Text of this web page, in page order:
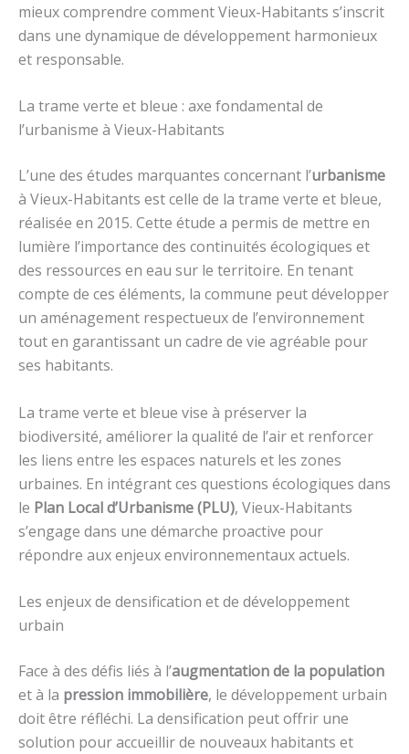
mieux comprendre comment Vieux-Habitants s’inscrit
dans une dynamique de développement harmonieux
et responsable.
La trame verte et bleue : axe fondamental de
l’urbanisme à Vieux-Habitants
L’une des études marquantes concernant l’urbanisme
à Vieux-Habitants est celle de la trame verte et bleue,
réalisée en 2015. Cette étude a permis de mettre en
lumière l’importance des continuités écologiques et
des ressources en eau sur le territoire. En tenant
compte de ces éléments, la commune peut développer
un aménagement respectueux de l’environnement
tout en garantissant un cadre de vie agréable pour
ses habitants.
La trame verte et bleue vise à préserver la
biodiversité, améliorer la qualité de l’air et renforcer
les liens entre les espaces naturels et les zones
urbaines. En intégrant ces questions écologiques dans
le Plan Local d’Urbanisme (PLU), Vieux-Habitants
s’engage dans une démarche proactive pour
répondre aux enjeux environnementaux actuels.
Les enjeux de densification et de développement
urbain
Face à des défis liés à l’augmentation de la population
et à la pression immobilière, le développement urbain
doit être réfléchi. La densification peut offrir une
solution pour accueillir de nouveaux habitants et